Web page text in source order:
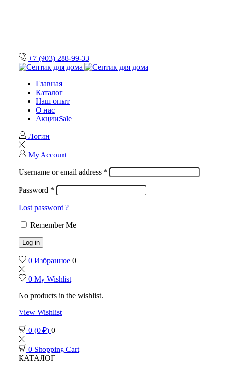
+7 (903) 288-99-33
Главная
Каталог
Наш опыт
О нас
АкцииSale
Логин
My Account
Username or email address *
Password *
Lost password ?
Remember Me
Log in
0 Избранное 0
0 My Wishlist
No products in the wishlist.
View Wishlist
0 (0 ₽) 0
0 Shopping Cart
КАТАЛОГ